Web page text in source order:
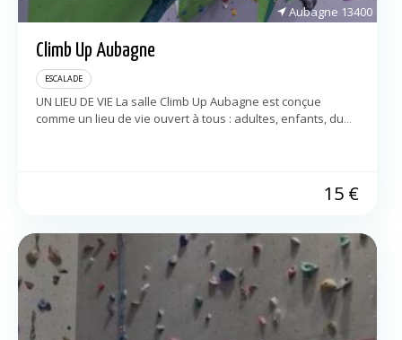
Aubagne 13400
Climb Up Aubagne
ESCALADE
UN LIEU DE VIE La salle Climb Up Aubagne est conçue
comme un lieu de vie ouvert à tous : adultes, enfants, du
15 €